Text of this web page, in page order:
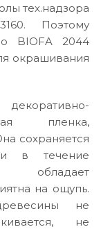
тех.надзора
Поэтому
BIOFA 2044
окрашивания
пленка,
сохраняется
в течение
обладает
на ощупь.
не
не